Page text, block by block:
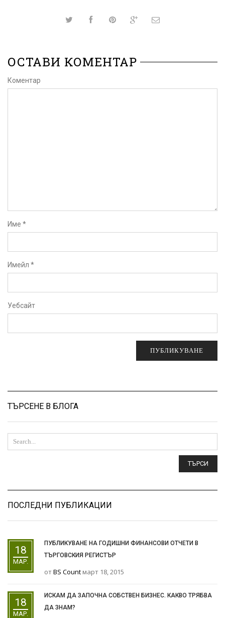
ОСТАВИ КОМЕНТАР
Коментар
Име *
Имейл *
Уебсайт
ТЪРСЕНЕ В БЛОГА
ТЪРСИ
ПОСЛЕДНИ ПУБЛИКАЦИИ
18
МАР.
ПУБЛИКУВАНЕ НА ГОДИШНИ ФИНАНСОВИ ОТЧЕТИ В
ТЪРГОВСКИЯ РЕГИСТЪР
отBS Count март 18, 2015
18
МАР.
ИСКАМ ДА ЗАПОЧНА СОБСТВЕН БИЗНЕС. КАКВО ТРЯБВА
ДА ЗНАМ?